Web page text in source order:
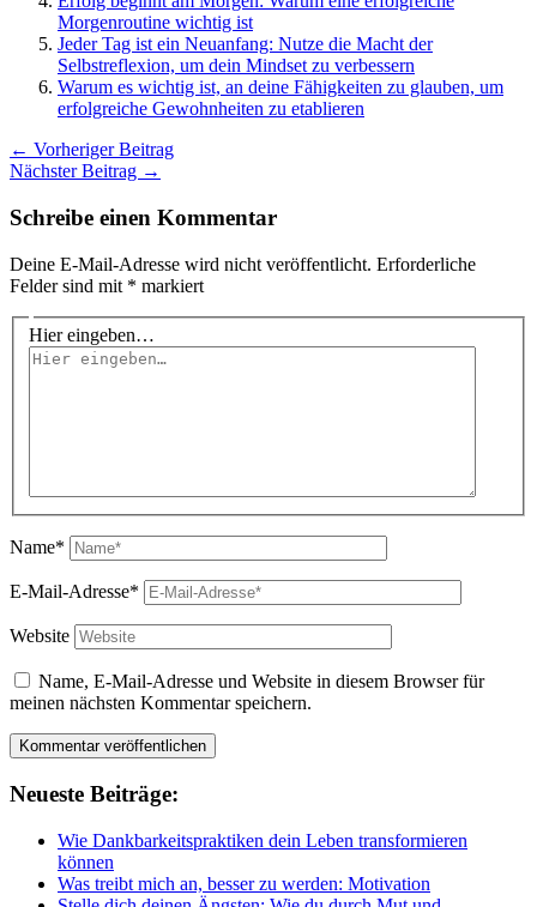
Morgenroutine wichtig ist
Jeder Tag ist ein Neuanfang: Nutze die Macht der
Selbstreflexion, um dein Mindset zu verbessern
Warum es wichtig ist, an deine Fähigkeiten zu glauben, um
erfolgreiche Gewohnheiten zu etablieren
← Vorheriger Beitrag
Nächster Beitrag →
Schreibe einen Kommentar
Deine E-Mail-Adresse wird nicht veröffentlicht. Erforderliche
Felder sind mit * markiert
Hier eingeben…
Name*
E-Mail-Adresse*
Website
Name, E-Mail-Adresse und Website in diesem Browser für
meinen nächsten Kommentar speichern.
Neueste Beiträge:
Wie Dankbarkeitspraktiken dein Leben transformieren
können
Was treibt mich an, besser zu werden: Motivation